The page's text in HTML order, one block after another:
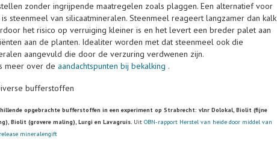
zonder ingrijpende maatregelen zoals plaggen. Een alternatief voor
is steenmeel van silicaatmineralen. Steenmeel reageert langzamer dan kalk
het risico op verruiging kleiner is en het levert een breder palet aan
aan de planten. Idealiter worden met dat steenmeel ook die
aangevuld die door de verzuring verdwenen zijn.
meer over de aandachtspunten bij bekalking .
opgebrachte bufferstoffen in een experiment op Strabrecht: vlnr Dolokal, Biolit (fijne
Biolit (grovere maling), Lurgi en Lavagruis. Uit OBN-rapport Herstel van heide door middel van
mineralengift